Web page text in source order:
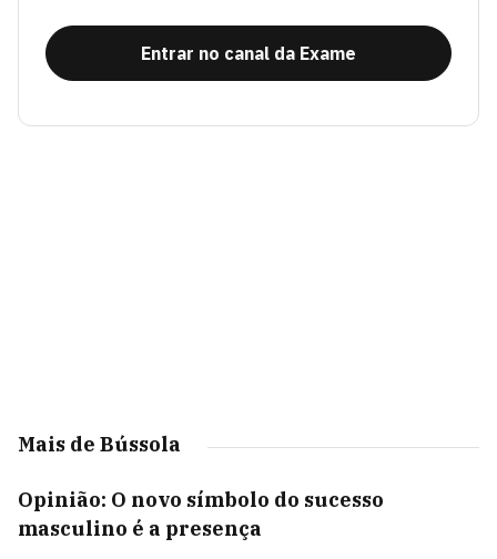
Entrar no canal da Exame
Mais de Bússola
Opinião: O novo símbolo do sucesso
masculino é a presença